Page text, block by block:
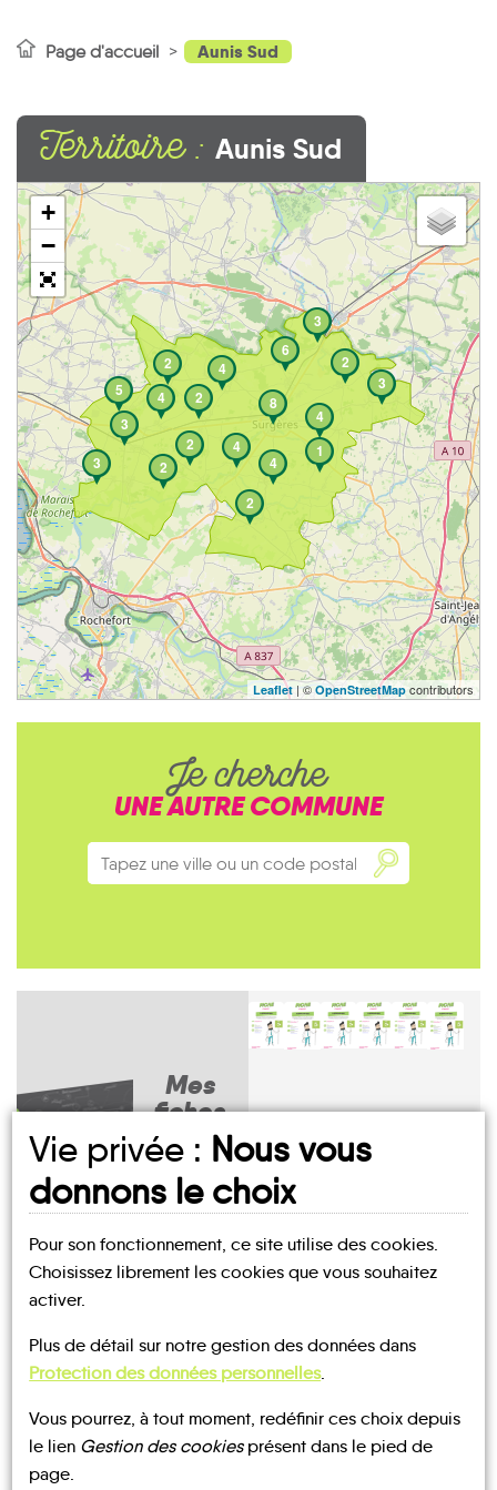
Page d'accueil Aunis Sud
Territoire : Aunis Sud
5
2
3
1
2
4
2
2
3
4
6
4
4
3
2
8
3
4
2
+
−
Leaflet | © OpenStreetMap contributors
Je cherche
UNE AUTRE COMMUNE
Mes
fiches
MOBILITÉ
d'Aunis
Anais
Ciré-
UN AVIS, UN TÉMOIGNAGE
À PARTAGER ?
Vie privée : Nous vous
donnons le choix
Pour son fonctionnement, ce site utilise des cookies.
Choisissez librement les cookies que vous souhaitez
activer.
Plus de détail sur notre gestion des données dans
Protection des données personnelles.
Vous pourrez, à tout moment, redéfinir ces choix depuis
le lien Gestion des cookiesprésent dans le pied de
page.